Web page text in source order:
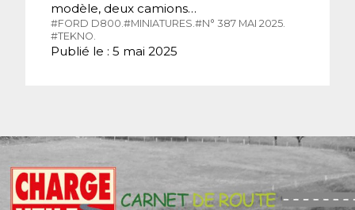
modèle, deux camions…
#FORD D800.#MINIATURES.#N° 387 MAI 2025.
#TEKNO.
Publié le : 5 mai 2025